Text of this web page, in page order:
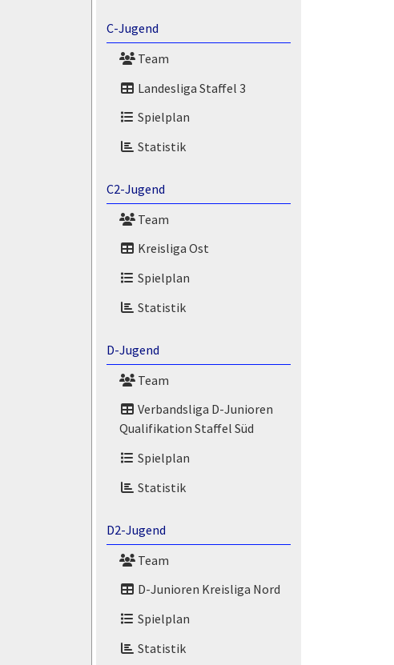
C-Jugend
Team
Landesliga Staffel 3
Spielplan
Statistik
C2-Jugend
Team
Kreisliga Ost
Spielplan
Statistik
D-Jugend
Team
Verbandsliga D-Junioren
Qualifikation Staffel Süd
Spielplan
Statistik
D2-Jugend
Team
D-Junioren Kreisliga Nord
Spielplan
Statistik